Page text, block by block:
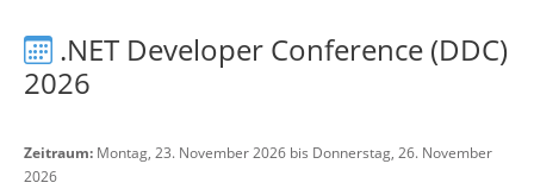
.NET Developer Conference (DDC)
2026
Zeitraum: Montag, 23. November 2026 bis Donnerstag, 26. November
2026